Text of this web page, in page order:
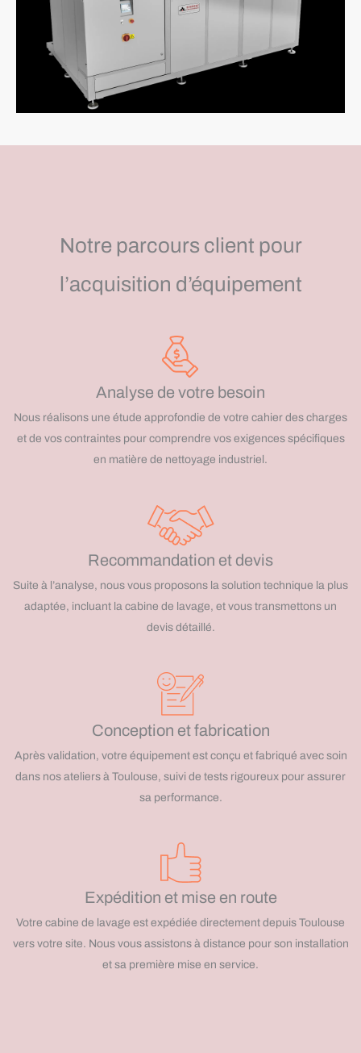
Notre parcours client pour
l’acquisition d’équipement
Analyse de votre besoin
Nous réalisons une étude approfondie de votre cahier des charges
et de vos contraintes pour comprendre vos exigences spécifiques
en matière de nettoyage industriel.
Recommandation et devis
Suite à l’analyse, nous vous proposons la solution technique la plus
adaptée, incluant la cabine de lavage, et vous transmettons un
devis détaillé.
Conception et fabrication
Après validation, votre équipement est conçu et fabriqué avec soin
dans nos ateliers à Toulouse, suivi de tests rigoureux pour assurer
sa performance.
Expédition et mise en route
Votre cabine de lavage est expédiée directement depuis Toulouse
vers votre site. Nous vous assistons à distance pour son installation
et sa première mise en service.